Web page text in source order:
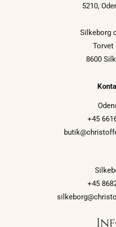
5210,
Silkeborg
Torvet
8600
+45
+45